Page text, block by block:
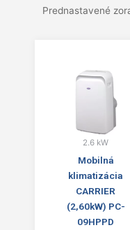
2.6 kW
Mobilná
klimatizácia
CARRIER
(2,60kW) PC-
09HPPD